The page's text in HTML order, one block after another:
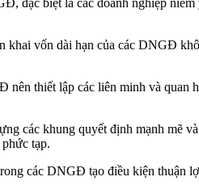
đặc biệt là các doanh nghiệp
khai vốn dài hạn của các DNGĐ
thiết lập các liên minh và quan
các khung quyết định mạnh mẽ
tạp.
các DNGĐ tạo điều kiện thuận